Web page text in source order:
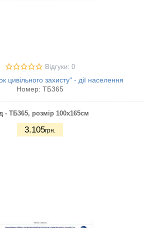
Відгуки: 0
цивільного захисту" - дії населення
Номер: ТБ365
- ТБ365, розмір 100х165см
3.105грн.